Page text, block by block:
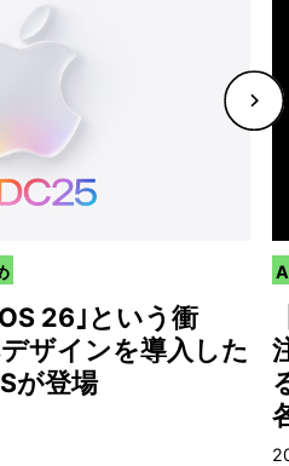
26｣という衝
ザインを導入した
が登場